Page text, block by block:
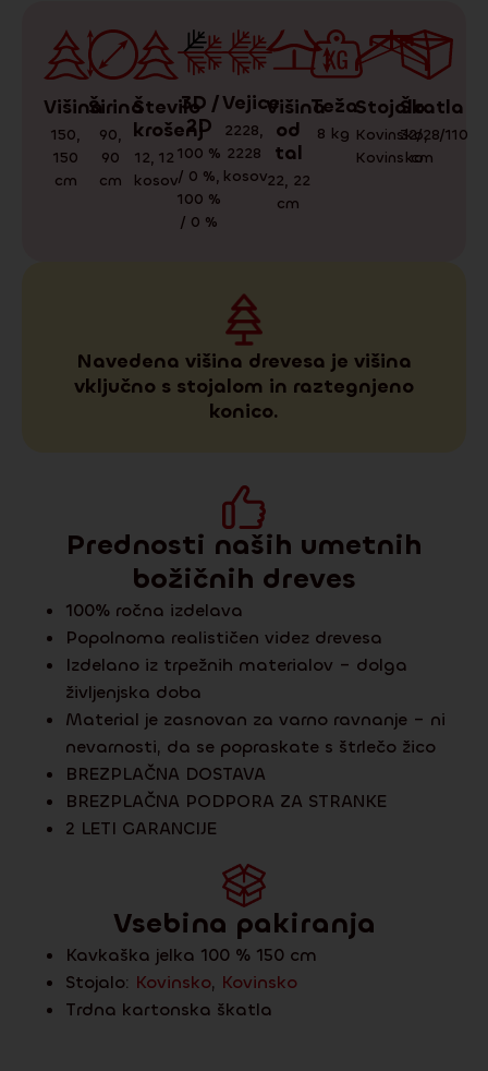
Višina
150,
150
cm
Širina
90,
90
cm
Število
krošenj
12,12
kosov
3D /
2D
100 %
/ 0 %,
100 %
/ 0 %
Vejice
2228,
2228
kosov
Višina
od
tal
22, 22
cm
Teža
8 kg
Stojalo
Kovinsko,
Kovinsko
Škatla
32/28/110
cm
Navedena višina drevesa je višina
vključno s stojalom in raztegnjeno
konico.
Prednosti naših umetnih
božičnih dreves
100% ročna izdelava
Popolnoma realističen videz drevesa
Izdelano iz trpežnih materialov – dolga
življenjska doba
Material je zasnovan za varno ravnanje – ni
nevarnosti, da se popraskate s štrlečo žico
BREZPLAČNA DOSTAVA
BREZPLAČNA PODPORA ZA STRANKE
2 LETI GARANCIJE
Vsebina pakiranja
Kavkaška jelka 100 % 150 cm
Stojalo: Kovinsko, Kovinsko
Trdna kartonska škatla